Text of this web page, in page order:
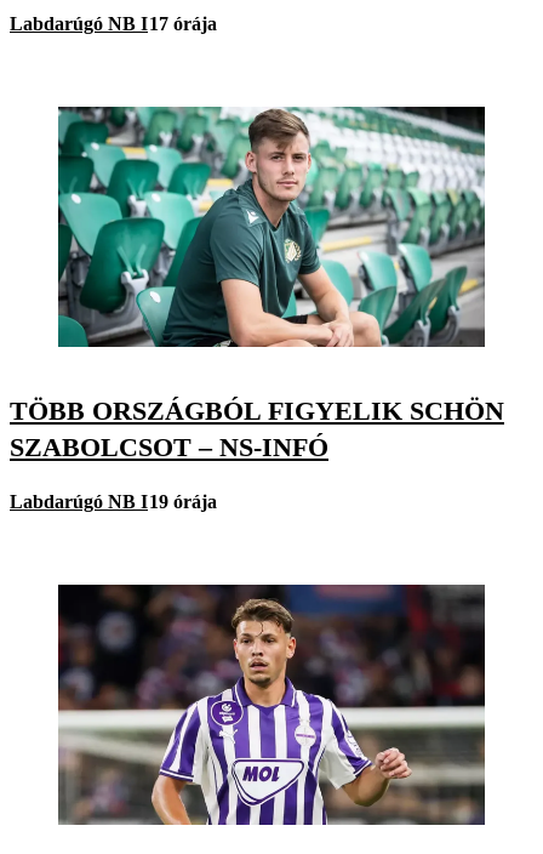
Labdarúgó NB I17 órája
TÖBB ORSZÁGBÓL FIGYELIK SCHÖN
SZABOLCSOT – NS-INFÓ
Labdarúgó NB I19 órája